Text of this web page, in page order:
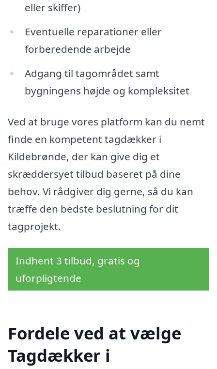
eller skiffer)
Eventuelle reparationer eller
forberedende arbejde
Adgang til tagområdet samt
bygningens højde og kompleksitet
Ved at bruge vores platform kan du nemt
finde en kompetent tagdækker i
Kildebrønde, der kan give dig et
skræddersyet tilbud baseret på dine
behov. Vi rådgiver dig gerne, så du kan
træffe den bedste beslutning for dit
tagprojekt.
Indhent 3 tilbud, gratis og
uforpligtende
Fordele ved at vælge
Tagdækker i